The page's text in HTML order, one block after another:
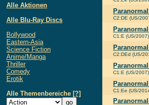
Alle Aktionen
Alle Blu-Ray Discs
Bollywood
Eastern-Asia
Science Fiction
Anime/Manga
Thriller
Comedy
Erotik
Alle Themenbereiche [?]
C2:DE (US/
C1:E (US/2007)
C2:DEd (US/
C1:E (US/2007)
C1:Ee (US/